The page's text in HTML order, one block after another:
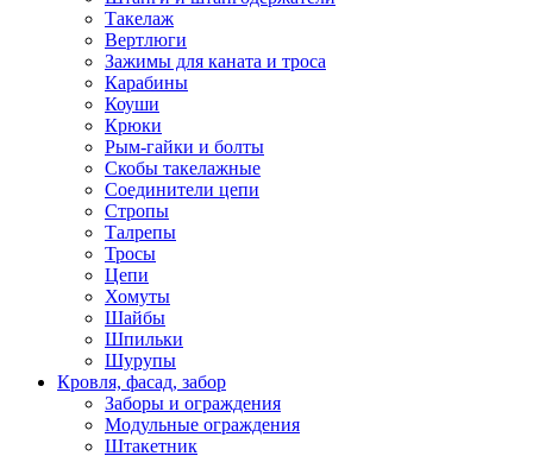
Такелаж
Вертлюги
Зажимы для каната и троса
Карабины
Коуши
Крюки
Рым-гайки и болты
Скобы такелажные
Соединители цепи
Стропы
Талрепы
Тросы
Цепи
Хомуты
Шайбы
Шпильки
Шурупы
Кровля, фасад, забор
Заборы и ограждения
Модульные ограждения
Штакетник